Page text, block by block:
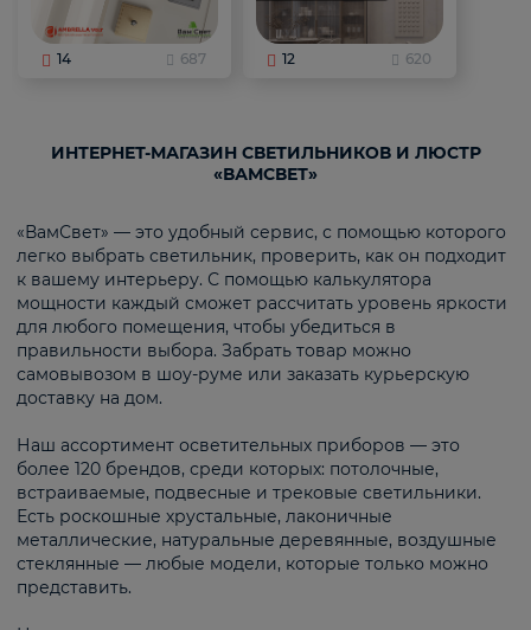
14 687 12 620
ИНТЕРНЕТ-МАГАЗИН СВЕТИЛЬНИКОВ И ЛЮСТР
«ВАМСВЕТ»
«ВамСвет» — это удобный сервис, с помощью которого
легко выбрать светильник, проверить, как он подходит
к вашему интерьеру. С помощью калькулятора
мощности каждый сможет рассчитать уровень яркости
для любого помещения, чтобы убедиться в
правильности выбора. Забрать товар можно
самовывозом в шоу-руме или заказать курьерскую
доставку на дом.
Наш ассортимент осветительных приборов — это
более 120 брендов, среди которых: потолочные,
встраиваемые, подвесные и трековые светильники.
Есть роскошные хрустальные, лаконичные
металлические, натуральные деревянные, воздушные
стеклянные — любые модели, которые только можно
представить.